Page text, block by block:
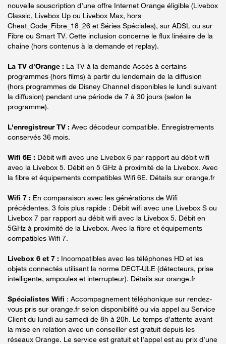
nouvelle souscription d’une offre Internet Orange éligible (Livebox
Classic, Livebox Up ou Livebox Max, hors
Cheat_Code_Fibre_18_26 et Séries Spéciales), sur ADSL ou sur
Fibre ou Smart TV. Cette inclusion concerne le flux linéaire de la
chaine (hors contenus à la demande et replay).
La TV d'Orange : La TV à la demande Accès à certains
programmes (hors films) à partir du lendemain de la diffusion
(hors programmes de Disney Channel disponibles le lundi suivant
la diffusion) pendant une période de 7 à 30 jours (selon le
programme).
L'enregistreur TV : Avec décodeur compatible. Enregistrements
conservés 36 mois.
Wifi 6E : Débit wifi avec une Livebox 6 par rapport au débit wifi
avec la Livebox 5. Débit en 5 GHz à proximité de la Livebox. Avec
la fibre et équipements compatibles Wifi 6E. Détails sur orange.fr
Wifi 7 : En comparaison avec les générations de Wifi
précédentes. 3 fois plus rapide : Débit wifi avec une Livebox S ou
Livebox 7 par rapport au débit wifi avec la Livebox 5. Débit en
5GHz à proximité de la Livebox. Avec la fibre et équipements
compatibles Wifi 7.
Livebox 6 et 7 : Incompatibles avec les téléphones HD et les
objets connectés utilisant la norme DECT-ULE (détecteurs, prise
intelligente, ampoules et interrupteur). Détails sur orange.fr
Spécialistes Wifi : Accompagnement téléphonique sur rendez-
vous pris sur orange.fr selon disponibilité ou via appel au Service
Client du lundi au samedi de 8h à 20h. Le temps d’attente avant
la mise en relation avec un conseiller est gratuit depuis les
réseaux Orange. Le service est gratuit et l’appel est au prix d’une